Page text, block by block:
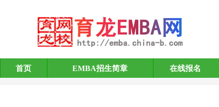
EMBA招生简章
首页 EMBA招生简章 在线报名